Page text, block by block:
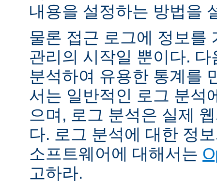
내용을 설정하는 방법을
물론 접근 로그에 정보를
관리의 시작일 뿐이다.
분석하여 유용한 통계를
서는 일반적인 로그 분석
으며, 로그 분석은 실제
다. 로그 분석에 대한 정
소프트웨어에 대해서는
고하라.